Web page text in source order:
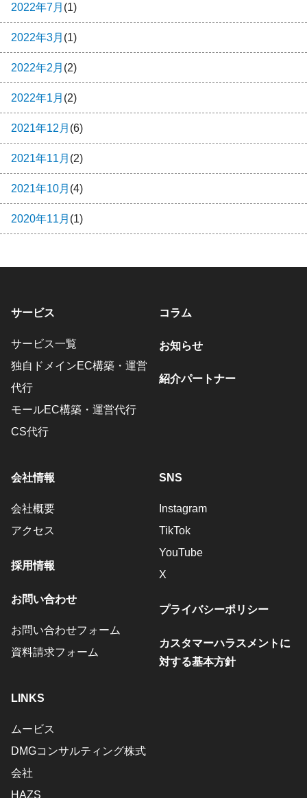
2022年7月 (1)
2022年3月 (1)
2022年2月 (2)
2022年1月 (2)
2021年12月 (6)
2021年11月 (2)
2021年10月 (4)
2020年11月 (1)
サービス
サービス一覧
独自ドメインEC構築・運営
代行
モールEC構築・運営代行
CS代行
コラム
お知らせ
紹介パートナー
会社情報
会社概要
アクセス
採用情報
お問い合わせ
お問い合わせフォーム
資料請求フォーム
SNS
Instagram
TikTok
YouTube
X
プライバシーポリシー
カスタマーハラスメントに
対する基本方針
LINKS
ムービス
DMGコンサルティング株式
会社
HAZS